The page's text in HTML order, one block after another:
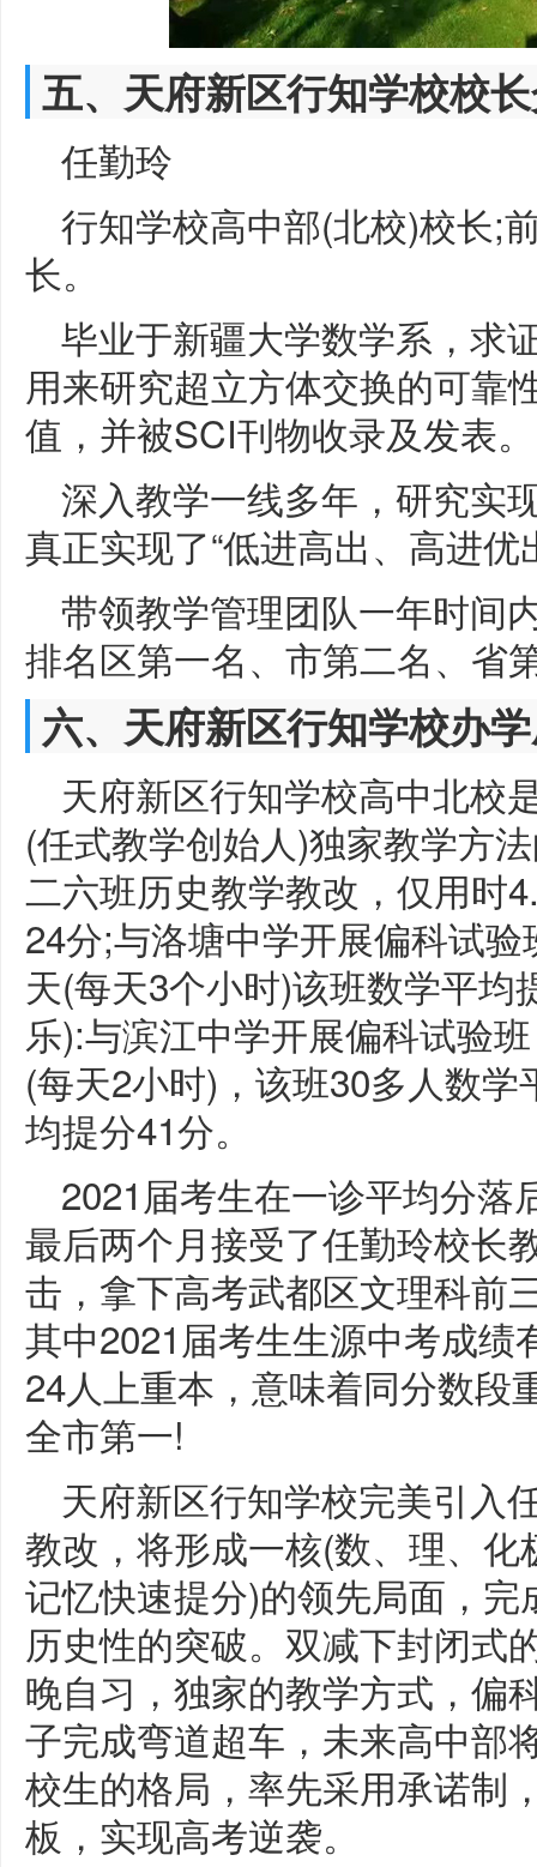
五、天府新区行知学校校
任勤玲
行知学校高中部(北校)校长;
长。
毕业于新疆大学数学系，求
用来研究超立方体交换的可靠
值，并被SCI刊物收录及发表。
深入教学一线多年，研究实
真正实现了“低进高出、高进优
带领教学管理团队一年时间
排名区第一名、市第二名、省
六、天府新区行知学校办
天府新区行知学校高中北校
(任式教学创始人)独家教学方
二六班历史教学教改，仅用时
24分;与洛塘中学开展偏科试
天(每天3个小时)该班数学平
乐):与滨江中学开展偏科试验
(每天2小时)，该班30多人数
均提分41分。
2021届考生在一诊平均分落
最后两个月接受了任勤玲校长
击，拿下高考武都区文理科前
其中2021届考生生源中考成
24人上重本，意味着同分数段
全市第一!
天府新区行知学校完美引入
教改，将形成一核(数、理、
记忆快速提分)的领先局面，
历史性的突破。双减下封闭式
晚自习，独家的教学方式，偏
子完成弯道超车，未来高中部
校生的格局，率先采用承诺制
板，实现高考逆袭。